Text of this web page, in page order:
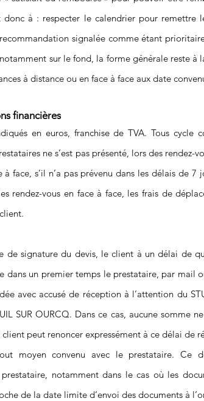
donc à : respecter le calendrier pour remettre
signalée comme étant
sur le fond, la forme générale reste à
à distance ou en face à face aux date
financières
en euros, franchise de TVA. Tous cycle
ne s’est pas présenté, lors des rendez-
face, s’il n’a pas prévenu dans les délais de 7
rendez-vous en face à face, les frais de
de signature du devis, le client à un délai de
dans un premier temps le prestataire, par mail
avec accusé de réception à l’attention du
SUR OURCQ. Dans ce cas, aucune somme
peut renoncer expressément à ce délai de
moyen convenu avec le prestataire. Ce
prestataire, notamment dans le cas où les
de la date limite d’envoi des documents à